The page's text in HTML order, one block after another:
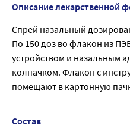
Описание лекарственной
Спрей назальный
По 150 доз во флакон из
устройством и назальным
колпачком. Флакон с
помещают в картонную
Состав